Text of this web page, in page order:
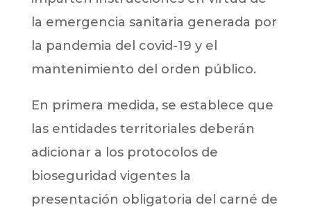
la emergencia sanitaria generada por
la pandemia del covid-19 y el
mantenimiento del orden público.
En primera medida, se establece que
las entidades territoriales deberán
adicionar a los protocolos de
bioseguridad vigentes la
presentación obligatoria del carné de